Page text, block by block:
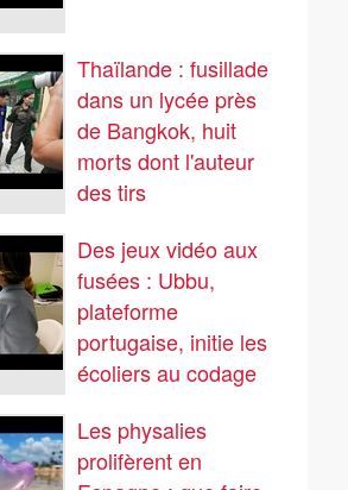
Thaïlande : fusillade
dans un lycée près
de Bangkok, huit
morts dont l'auteur
des tirs
Des jeux vidéo aux
fusées : Ubbu,
plateforme
portugaise, initie les
écoliers au codage
Les physalies
prolifèrent en